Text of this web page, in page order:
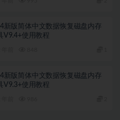
新版简体中文数据恢复磁盘内存
V9.4+使用教程
新版简体中文数据恢复磁盘内存
V9.3+使用教程